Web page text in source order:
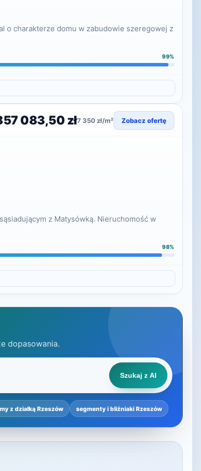
o charakterze domu w zabudowie szeregowej z
99%
083,50 zł7 350 zł/m² Zobacz ofertę
z Matysówką. Nieruchomość w
98%
dopasowania.
Szukaj z AI
z działką Rzeszów segmenty i bliźniaki Rzeszów